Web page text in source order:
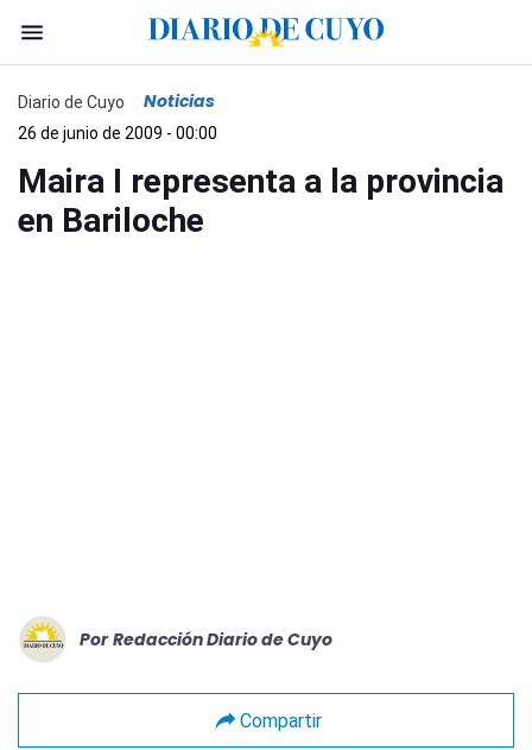
Diario de Cuyo Noticias
26 de junio de 2009 - 00:00
Maira I representa a la provincia
en Bariloche
Por Redacción Diario de Cuyo
Compartir